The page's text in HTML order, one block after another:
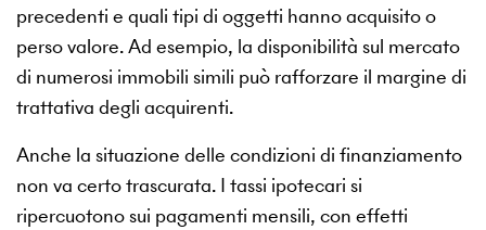
precedenti e quali tipi di oggetti hanno acquisito o
perso valore. Ad esempio, la disponibilità sul mercato
di numerosi immobili simili può rafforzare il margine di
trattativa degli acquirenti.
Anche la situazione delle condizioni di finanziamento
non va certo trascurata. I tassi ipotecari si
ripercuotono sui pagamenti mensili, con effetti